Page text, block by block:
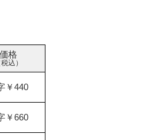
価格
税込）
￥440
￥660